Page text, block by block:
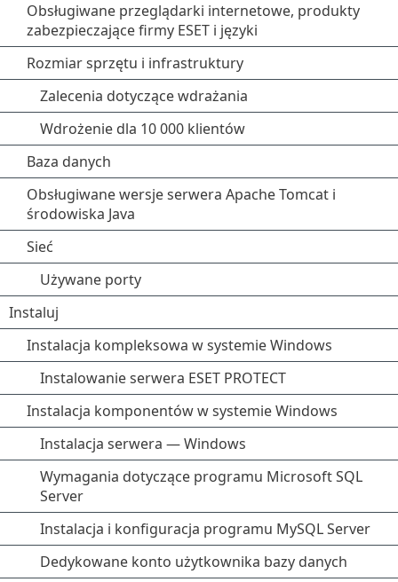
Obsługiwane przeglądarki internetowe, produkty
zabezpieczające firmy ESET i języki
Rozmiar sprzętu i infrastruktury
Zalecenia dotyczące wdrażania
Wdrożenie dla 10 000 klientów
Baza danych
Obsługiwane wersje serwera Apache Tomcat i
środowiska Java
Sieć
Używane porty
Instaluj
Instalacja kompleksowa w systemie Windows
Instalowanie serwera ESET PROTECT
Instalacja komponentów w systemie Windows
Instalacja serwera — Windows
Wymagania dotyczące programu Microsoft SQL
Server
Instalacja i konfiguracja programu MySQL Server
Dedykowane konto użytkownika bazy danych